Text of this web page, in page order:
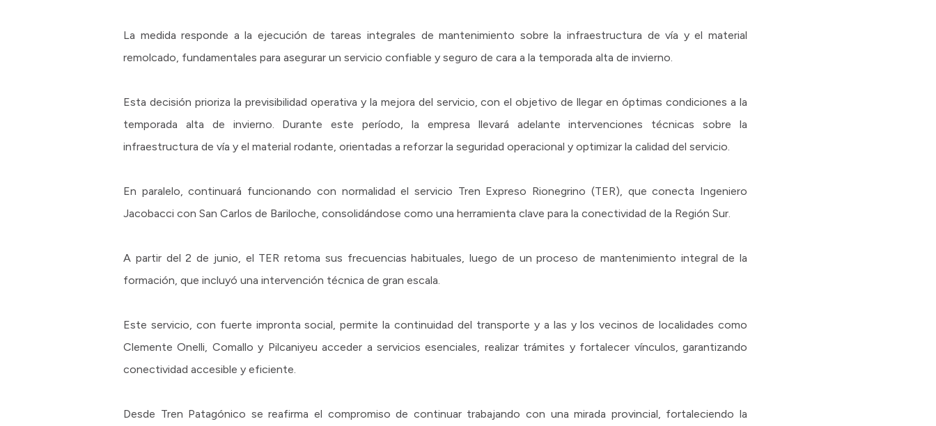
La medida responde a la ejecución de tareas integrales de mantenimiento sobre la infraestructura de vía y el material
remolcado, fundamentales para asegurar un servicio confiable y seguro de cara a la temporada alta de invierno.
Esta decisión prioriza la previsibilidad operativa y la mejora del servicio, con el objetivo de llegar en óptimas condiciones a la
temporada alta de invierno. Durante este período, la empresa llevará adelante intervenciones técnicas sobre la
infraestructura de vía y el material rodante, orientadas a reforzar la seguridad operacional y optimizar la calidad del servicio.
En paralelo, continuará funcionando con normalidad el servicio Tren Expreso Rionegrino (TER), que conecta Ingeniero
Jacobacci con San Carlos de Bariloche, consolidándose como una herramienta clave para la conectividad de la Región Sur.
A partir del 2 de junio, el TER retoma sus frecuencias habituales, luego de un proceso de mantenimiento integral de la
formación, que incluyó una intervención técnica de gran escala.
Este servicio, con fuerte impronta social, permite la continuidad del transporte y a las y los vecinos de localidades como
Clemente Onelli, Comallo y Pilcaniyeu acceder a servicios esenciales, realizar trámites y fortalecer vínculos, garantizando
conectividad accesible y eficiente.
Desde Tren Patagónico se reafirma el compromiso de continuar trabajando con una mirada provincial, fortaleciendo la